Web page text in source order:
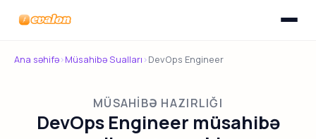
Evalon
Ana səhifə›Müsahibə Sualları ›DevOps Engineer
MÜSAHIBƏ HAZIRLIĞI
DevOps Engineer müsahibə